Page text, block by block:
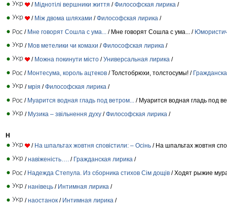
/ Міднотілі вершники життя /Философская лирика /
/ Між двома шляхами /Философская лирика /
/ Мне говорят Сошла с ума... / Мне говорят Сошла с ума... /
/ Мов метелики чи комахи /Философская лирика /
/ Можна покинути місто /Универсальная лирика /
/ Монтесума, король ацтеков / Толстобрюхи, толстосумы! /
/мрія /Философская лирика /
/ Муарится водная гладь под ветром...
/ Муарится водная гладь под
/ Музика – звільнення духу /Философская лирика /
Н
/ На шпальтах жовтня сповістили: – Осінь / На шпальтах жовтня
/навіженість…. / Гражданская лирика /
/ Надежда Степула. Из сборника стихов Сiм дощiв / Ходят рыжие
/нанівець / Интимная лирика /
/наостанок / Интимная лирика /